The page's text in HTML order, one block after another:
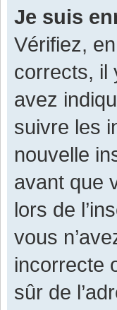
Je suis
Vérifiez,
corrects, il
avez
suivre les
nouvelle
avant que
lors de
vous
incorrecte
sûr de